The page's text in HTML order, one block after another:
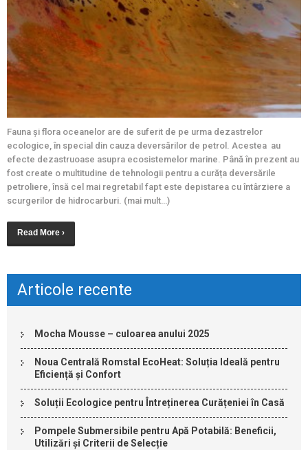
Fauna și flora oceanelor are de suferit de pe urma dezastrelor
ecologice, în special din cauza deversărilor de petrol. Acestea au
efecte dezastruoase asupra ecosistemelor marine. Până în prezent au
fost create o multitudine de tehnologii pentru a curăța deversările
petroliere, însă cel mai regretabil fapt este depistarea cu întârziere a
scurgerilor de hidrocarburi. (mai mult…)
Read More ›
Articole recente
Mocha Mousse – culoarea anului 2025
Noua Centrală Romstal EcoHeat: Soluția Ideală pentru
Eficiență și Confort
Soluții Ecologice pentru Întreținerea Curățeniei în Casă
Pompele Submersibile pentru Apă Potabilă: Beneficii,
Utilizări și Criterii de Selecție